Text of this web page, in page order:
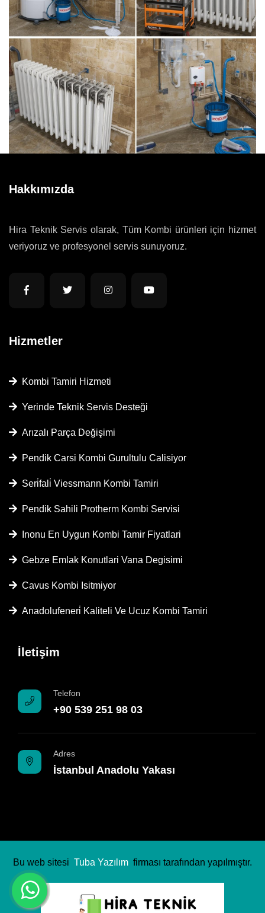
Hakkımızda
Hira Teknik Servis olarak, Tüm Kombi ürünleri için hizmet
veriyoruz ve profesyonel servis sunuyoruz.
Hizmetler
Kombi Tamiri Hizmeti
Yerinde Teknik Servis Desteği
Arızalı Parça Değişimi
Pendik Carsi Kombi Gurultulu Calisiyor
Seri̇fali̇ Viessmann Kombi Tamiri
Pendik Sahili Protherm Kombi Servisi
Inonu En Uygun Kombi Tamir Fiyatlari
Gebze Emlak Konutlari Vana Degisimi
Cavus Kombi Isitmiyor
Anadolufeneri̇ Kaliteli Ve Ucuz Kombi Tamiri
İletişim
Telefon
+90 539 251 98 03
Adres
İstanbul Anadolu Yakası
Bu web sitesi Tuba Yazılım firması tarafından yapılmıştır.